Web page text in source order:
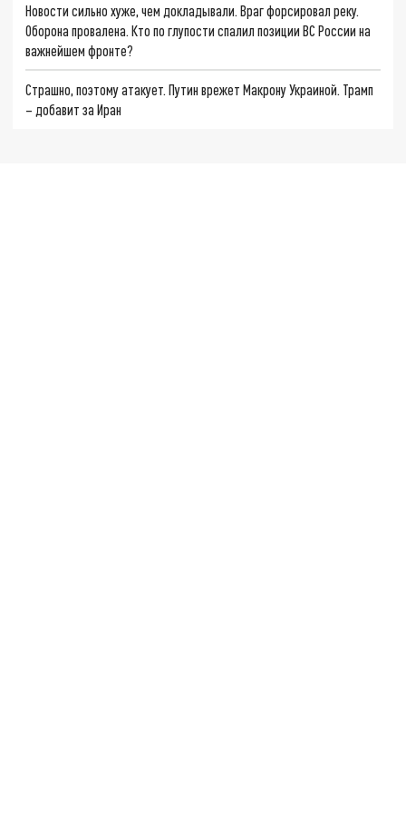
Новости сильно хуже, чем докладывали. Враг форсировал реку.
Оборона провалена. Кто по глупости спалил позиции ВС России на
важнейшем фронте?
Страшно, поэтому атакует. Путин врежет Макрону Украиной. Трамп
– добавит за Иран